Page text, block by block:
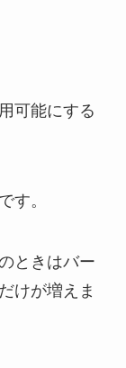
可能にする
す。
ときはバー
けが増えま